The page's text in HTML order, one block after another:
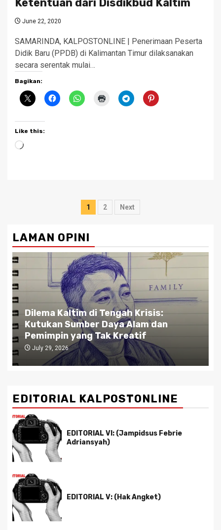
Ketentuan dari Disdikbud Kaltim
June 22, 2020
SAMARINDA, KALPOSTONLINE | Penerimaan Peserta
Didik Baru (PPDB) di Kalimantan Timur dilaksanakan
secara serentak mulai…
Bagikan:
Like this:
Loading…
Posts
1 2 Next
LAMAN OPINI
Dilema Kaltim di Tengah Krisis:
Kutukan Sumber Daya Alam dan
Pemimpin yang Tak Kreatif
July 29, 2026
EDITORIAL KALPOSTONLINE
EDITORIAL VI: (Jampidsus Febrie
Adriansyah)
EDITORIAL V: (Hak Angket)